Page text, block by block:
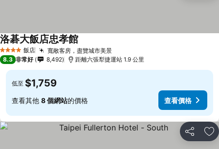
4 星級 飯店 寬敞客房，盡覽城市美景查看價格
洛碁大飯店忠孝館
8.3 非常好 8,492 距離六張犁捷運站 1.9 公里
低至 $1,759
查看其他 8 個網站的價格 查看價格
分享 加